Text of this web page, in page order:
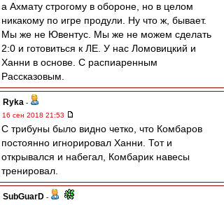
а Ахмату строгому в обороне, но в целом
никакому по игре продули. Ну что ж, бывает.
Мы же не Ювентус. Мы же не можем сделать
2:0 и готовиться к ЛЕ. У нас Ломовицкий и
Ханни в основе. С распиаренным
Рассказовым.
Ryka -
16 сен 2018 21:53
С трибуны было видно четко, что Комбаров
постоянно игнорировал Ханни. Тот и
открывался и набегал, Комбарик навесы
тренировал.
SubGuarD -